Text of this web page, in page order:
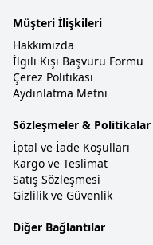
Müşteri İlişkileri
Hakkımızda
İlgili Kişi Başvuru Formu
Çerez Politikası
Aydınlatma Metni
Sözleşmeler & Politikalar
İptal ve İade Koşulları
Kargo ve Teslimat
Satış Sözleşmesi
Gizlilik ve Güvenlik
Diğer Bağlantılar